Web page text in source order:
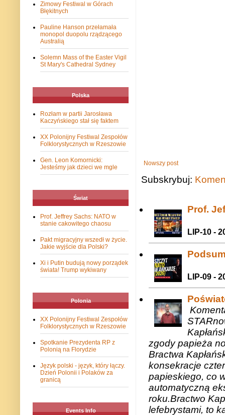
Nowszy post
Subskrybuj:
Prof.
LIP-10 -
LIP-09 -
zgody papieża
Bractwa
konsekracje
papieskiego, co
automatyczną
roku.Bractwo
lefebrystami, to
Zimowy Festiwal w Górach
Błękitnych
Pauline Hanson przełamała
monopol duopolu rządzącego
Australią
Solemn Mass of the Easter Vigil
St Mary's Cathedral Sydney
Polska
Rozłam w partii Jarosława
Kaczyńskiego stał się faktem
XX Polonijny Festiwal Zespołów
Folklorystycznych w Rzeszowie
Gen. Leon Komornicki:
Jesteśmy jak dzieci we mgle
Świat
Prof. Jeffrey Sachs: NATO w
stanie cakowitego chaosu
Pakt migracyjny wszedł w życie.
Jakie wyjście dla Polski?
Xi i Putin budują nowy porządek
świata! Trump wykiwany
Polonia
XX Polonijny Festiwal Zespołów
Folklorystycznych w Rzeszowie
Spotkanie Prezydenta RP z
Polonią na Florydzie
Język polski - język, który łączy.
Dzień Polonii i Polaków za
granicą
Events Info